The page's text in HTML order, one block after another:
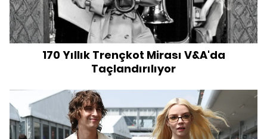
170 Yıllık Trençkot Mirası V&A'da
Taçlandırılıyor